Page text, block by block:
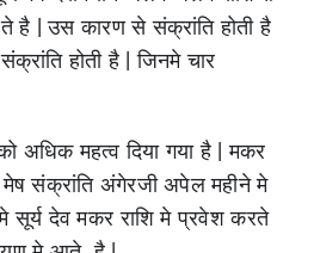
| उस कारण से संक्रांति होती है
होती है | जिनमे चार
को अधिक महत्व दिया गया है | मकर
संक्रांति अंगेरजी अपेल महीने मे
सूर्य देव मकर राशि मे प्रवेश करते